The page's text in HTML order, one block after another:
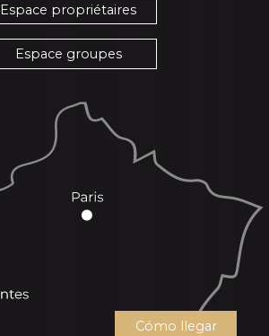
Espace propriétaires
Espace groupes
Cómo llegar